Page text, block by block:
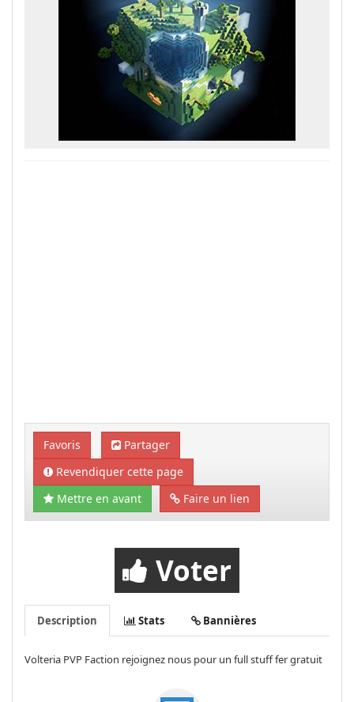
Favoris
Partager
Revendiquer cette page
Mettre en avant
Faire un lien
Voter
Description Stats Bannières
Volteria PVP Faction rejoignez nous pour un full stuff fer gratuit